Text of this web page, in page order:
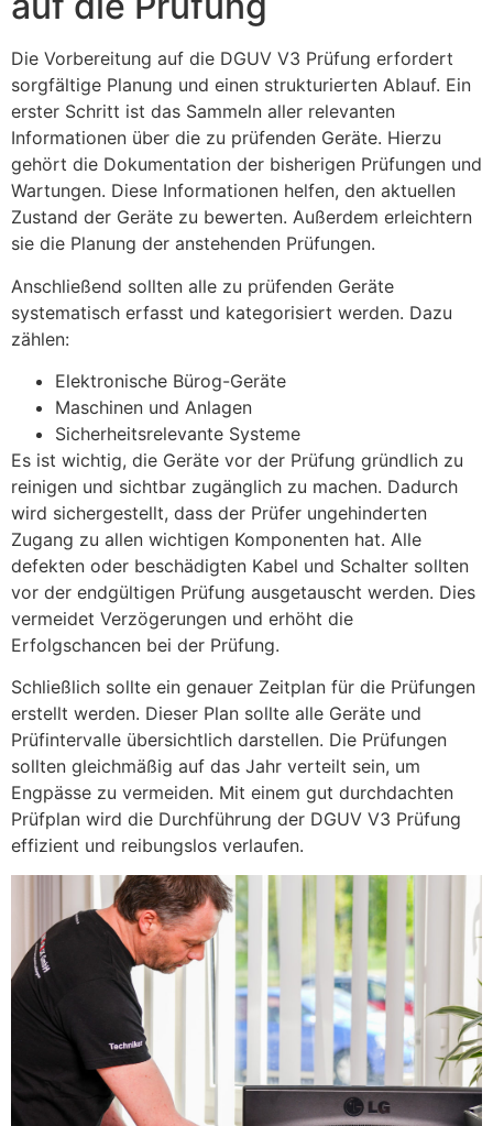
Die Vorbereitung auf die DGUV V3 Prüfung erfordert
sorgfältige Planung und einen strukturierten Ablauf. Ein
erster Schritt ist das Sammeln aller relevanten
Informationen über die zu prüfenden Geräte. Hierzu
gehört die Dokumentation der bisherigen Prüfungen und
Wartungen. Diese Informationen helfen, den aktuellen
Zustand der Geräte zu bewerten. Außerdem erleichtern
sie die Planung der anstehenden Prüfungen.
Anschließend sollten alle zu prüfenden Geräte
systematisch erfasst und kategorisiert werden. Dazu
zählen:
Elektronische Bürog-Geräte
Maschinen und Anlagen
Sicherheitsrelevante Systeme
Es ist wichtig, die Geräte vor der Prüfung gründlich zu
reinigen und sichtbar zugänglich zu machen. Dadurch
wird sichergestellt, dass der Prüfer ungehinderten
Zugang zu allen wichtigen Komponenten hat. Alle
defekten oder beschädigten Kabel und Schalter sollten
vor der endgültigen Prüfung ausgetauscht werden. Dies
vermeidet Verzögerungen und erhöht die
Erfolgschancen bei der Prüfung.
Schließlich sollte ein genauer Zeitplan für die Prüfungen
erstellt werden. Dieser Plan sollte alle Geräte und
Prüfintervalle übersichtlich darstellen. Die Prüfungen
sollten gleichmäßig auf das Jahr verteilt sein, um
Engpässe zu vermeiden. Mit einem gut durchdachten
Prüfplan wird die Durchführung der DGUV V3 Prüfung
effizient und reibungslos verlaufen.